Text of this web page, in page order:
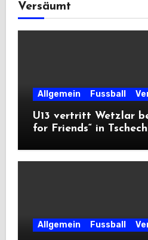
Versäumt
Allgemein Fussball
U13 vertritt Wetzlar
for Friends“ in
Allgemein Fussball